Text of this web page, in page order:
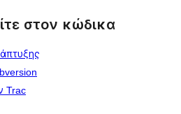
στον κώδικα
Trac